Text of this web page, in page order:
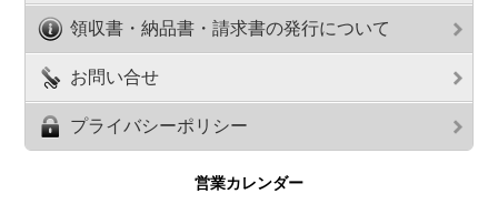
領収書・納品書・請求書の発行について
お問い合せ
プライバシーポリシー
営業カレンダー